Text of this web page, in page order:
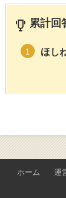
累計回
1 ほし
ホーム 運